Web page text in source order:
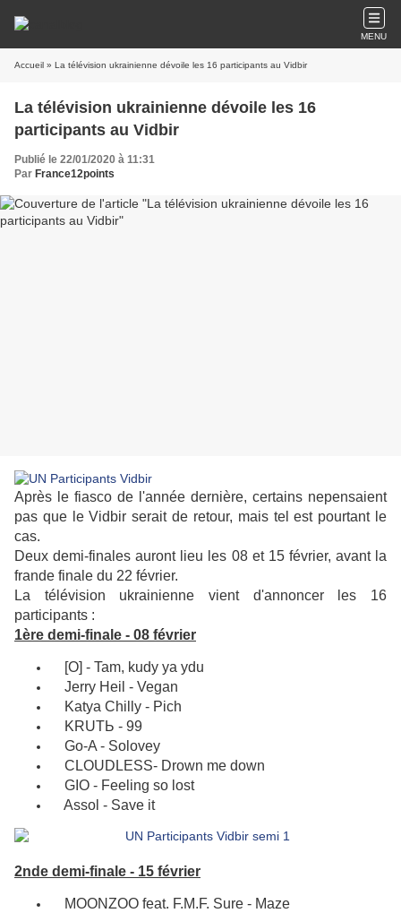
MENU
Accueil » La télévision ukrainienne dévoile les 16 participants au Vidbir
La télévision ukrainienne dévoile les 16
participants au Vidbir
Publié le 22/01/2020 à 11:31
Par France12points
Après le fiasco de l'année dernière, certains nepensaient
pas que le Vidbir serait de retour, mais tel est pourtant le
cas.
Deux demi-finales auront lieu les 08 et 15 février, avant la
frande finale du 22 février.
La télévision ukrainienne vient d'annoncer les 16
participants :
1ère demi-finale - 08 février
[О] - Tam, kudy ya ydu
Jerry Heil - Vegan
Katya Chilly - Pich
KRUTЬ - 99
Go-A - Solovey
CLOUDLESS- Drown me down
GIO - Feeling so lost
Assol - Save it
2nde demi-finale - 15 février
MOONZOO feat. F.M.F. Sure - Maze